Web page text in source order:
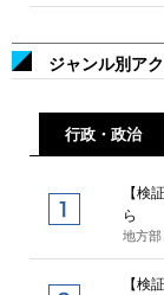
ジャンル別ア
行政・政治
【検
ら
地方部
【検